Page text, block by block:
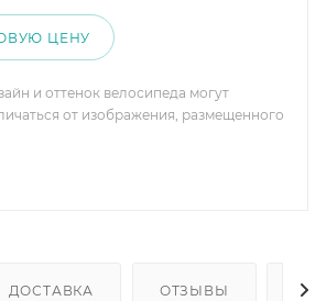
ЦЕНУ
и оттенок велосипеда могут
от изображения, размещенного
ДОСТАВКА ОТЗЫВЫ